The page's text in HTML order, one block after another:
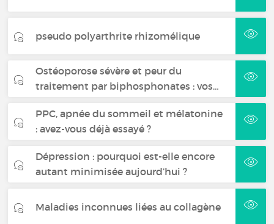
pseudo polyarthrite rhizomélique
Ostéoporose sévère et peur du
traitement par biphosphonates : vos…
PPC, apnée du sommeil et mélatonine
: avez-vous déjà essayé ?
Dépression : pourquoi est-elle encore
autant minimisée aujourd’hui ?
Maladies inconnues liées au collagène